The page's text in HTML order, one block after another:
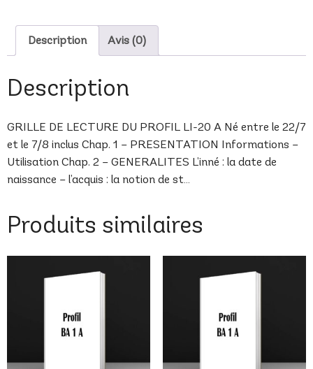
Description Avis (0)
Description
GRILLE DE LECTURE DU PROFIL LI-20 A Né entre le 22/7
et le 7/8 inclus Chap. 1 – PRESENTATION Informations –
Utilisation Chap. 2 – GENERALITES L’inné : la date de
naissance – l’acquis : la notion de st…
Produits similaires